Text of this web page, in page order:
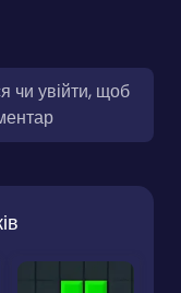
чи увійти, щоб